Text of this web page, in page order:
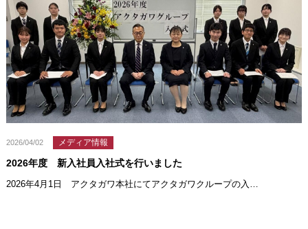
2026/04/02 メディア情報
2026年度 新入社員入社式を行いました
2026年4月1日 アクタガワ本社にてアクタガワクループの入…